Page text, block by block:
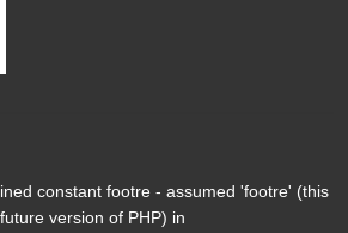
constant footre - assumed 'footre' (this
version of PHP) in